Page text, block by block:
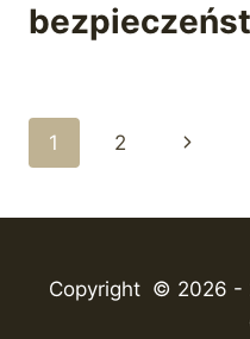
Nawigacja
1 2
Copyright © 2026 -